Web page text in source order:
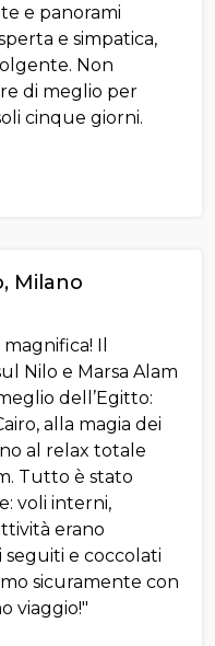
e panorami
e simpatica,
Non
di meglio per
cinque giorni.
Milano
Il
Nilo e Marsa Alam
dell’Egitto:
alla magia dei
al relax totale
Tutto è stato
voli interni,
erano
seguiti e coccolati
sicuramente con
viaggio!"